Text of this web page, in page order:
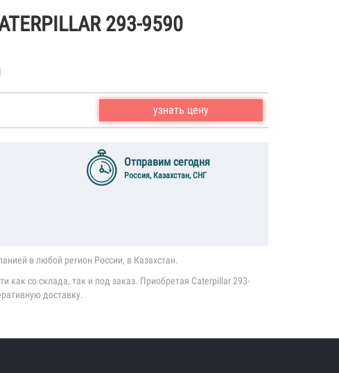
293-9590
узнать цену
Отправим сегодня
Россия, Казахстан, СНГ
в любой регион России, в Казахстан.
как со склада, так и под заказ. Приобретая Caterpillar 293-
доставку.